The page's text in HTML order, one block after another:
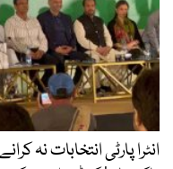
انٹرا پارٹی انتخابات نہ